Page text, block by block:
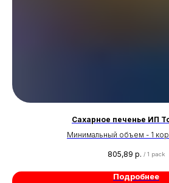
Сахарное печенье ИП
Минимальный объем - 1
805,89 р. / 1 pack
Подробнее